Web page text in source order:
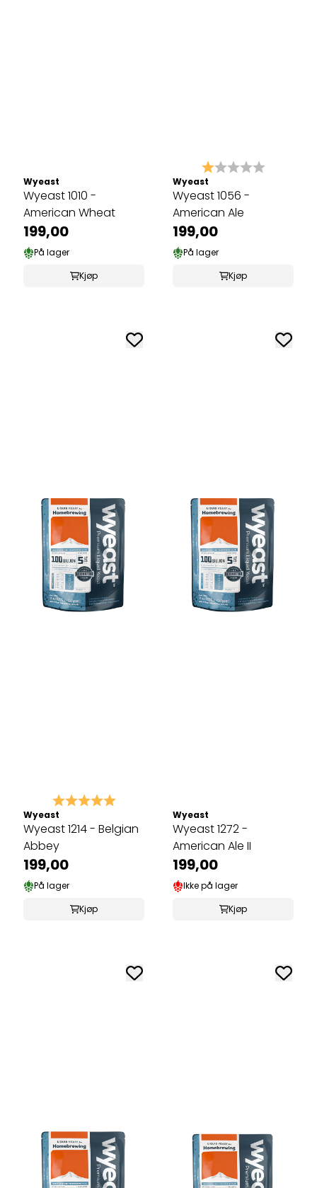
Wyeast
Wyeast 1010 -
American Wheat
199,00
På lager
Kjøp
Karakter: 1.0 av 5
Wyeast
Wyeast 1056 -
American Ale
199,00
På lager
Kjøp
Karakter: 5.0 av 5 mulige
Wyeast
Wyeast 1214 - Belgian
Abbey
199,00
På lager
Kjøp
Wyeast
Wyeast 1272 -
American Ale II
199,00
Ikke på lager
Kjøp